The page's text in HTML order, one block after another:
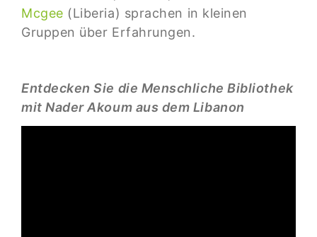
Mcgee (Liberia) sprachen in kleinen
Gruppen über Erfahrungen.
Entdecken Sie die Menschliche Bibliothek
mit Nader Akoum aus dem Libanon